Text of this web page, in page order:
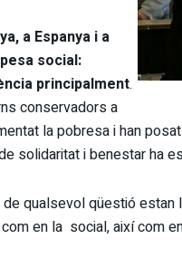
a Espanya i a
social:
principalment.
conservadors a
la pobresa i han
solidaritat i benestar ha
qualsevol qüestió
en la social, així com